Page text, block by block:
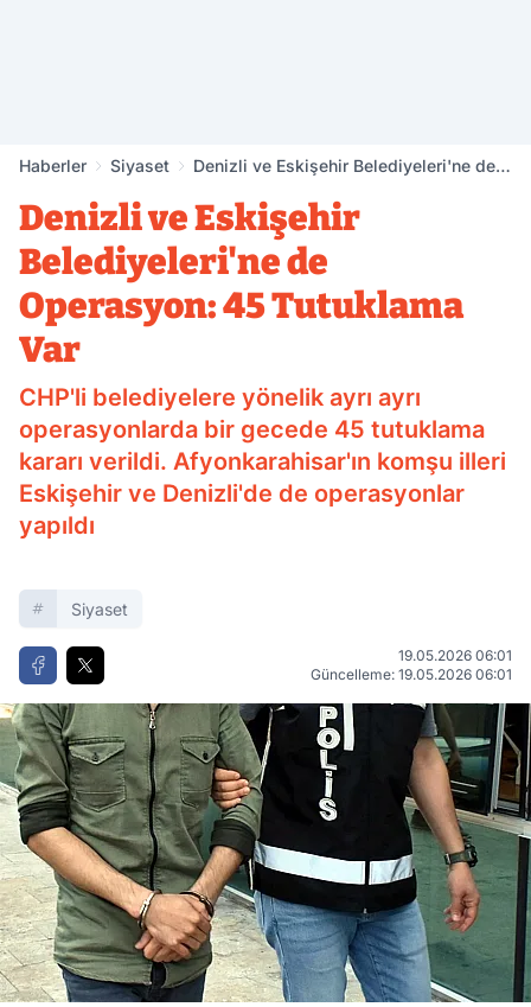
Haberler Siyaset
Denizli ve Eskişehir Belediyeleri'ne de
Denizli ve Eskişehir
Belediyeleri'ne de
Operasyon: 45 Tutuklama
Var
CHP'li belediyelere yönelik ayrı ayrı
operasyonlarda bir gecede 45 tutuklama
kararı verildi. Afyonkarahisar'ın komşu illeri
Eskişehir ve Denizli'de de operasyonlar
yapıldı
Siyaset
19.05.2026 06:01
Güncelleme: 19.05.2026 06:01